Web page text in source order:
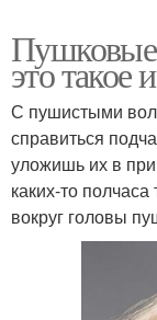
Пушковые
это такое
С пушистыми
справиться
уложишь их в
каких-то
вокруг головы